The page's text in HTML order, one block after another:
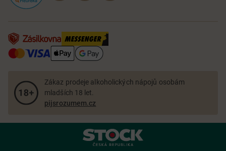
Zákaz prodeje alkoholických nápojů osobám
mladších 18 let.
pijsrozumem.cz